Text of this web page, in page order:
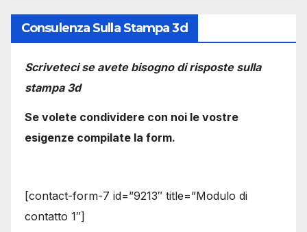
Consulenza Sulla Stampa 3d
Scriveteci se avete bisogno di risposte sulla
stampa 3d
Se volete condividere con noi le vostre
esigenze compilate la form.
[contact-form-7 id=”9213″ title=”Modulo di
contatto 1″]